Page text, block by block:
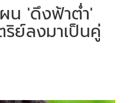
ผน 'ดึงฟ้าต่ำ'
ริย์ลงมาเป็นคู่